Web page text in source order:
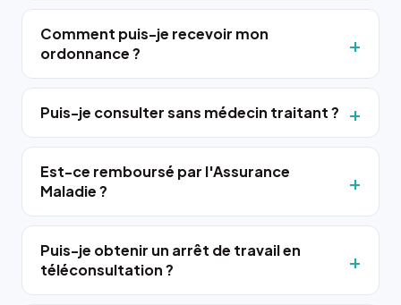
Comment puis-je recevoir mon
ordonnance ?
Puis-je consulter sans médecin traitant ?
Est-ce remboursé par l'Assurance
Maladie ?
Puis-je obtenir un arrêt de travail en
téléconsultation ?